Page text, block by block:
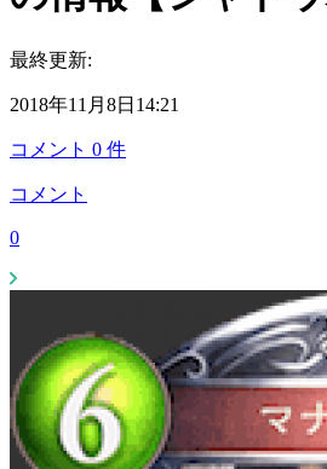
最終更新:
2018年11月8日14:21
コメント 0 件
コメント
0